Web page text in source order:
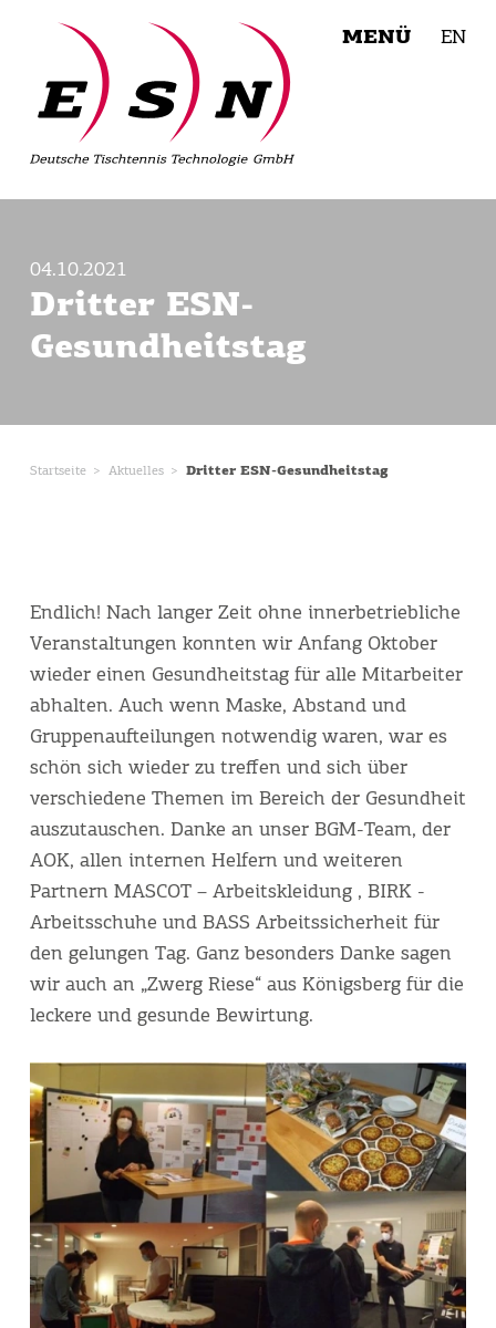
MENÜ EN
04.10.2021
Dritter ESN-
Gesundheitstag
Startseite Aktuelles Dritter ESN-Gesundheitstag
Endlich! Nach langer Zeit ohne innerbetriebliche
Veranstaltungen konnten wir Anfang Oktober
wieder einen Gesundheitstag für alle Mitarbeiter
abhalten. Auch wenn Maske, Abstand und
Gruppenaufteilungen notwendig waren, war es
schön sich wieder zu treffen und sich über
verschiedene Themen im Bereich der Gesundheit
auszutauschen. Danke an unser BGM-Team, der
AOK, allen internen Helfern und weiteren
Partnern MASCOT – Arbeitskleidung , BIRK -
Arbeitsschuhe und BASS Arbeitssicherheit für
den gelungen Tag. Ganz besonders Danke sagen
wir auch an „Zwerg Riese“ aus Königsberg für die
leckere und gesunde Bewirtung.